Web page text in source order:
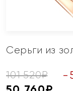
Серьги из
101 520₽ -